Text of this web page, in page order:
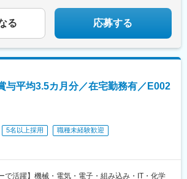
・阪急線)、今出川駅、五条駅(京都市営)、桜島駅、
大洲駅、福駅、芦原橋駅、桃山駅、野田阪神駅、
橋駅、淀屋橋駅、鶴崎駅、西小倉駅、二島駅、今
上鳥羽口駅、竹下駅、小森江駅、甘木駅(西鉄線)、
駅、江波駅、八本松駅、矢場町駅、大船駅、新羽
愛知県)、戸部駅、鶴見小野駅、三ツ沢下町駅、山
駅、上永谷駅、和田町駅、鶴ケ峰駅、戸塚駅、赤
笠寺駅、村井駅、茅野駅、本山駅(愛知県)、さが
(栃木県)、新前橋駅、群馬藤岡駅、本庄駅、垂井
防下郷駅、道ノ尾駅、大波止駅、喜々津駅、国母
賀屋駅、弥生が丘駅、宮崎駅、南鹿児島駅、さっ
一番町駅、千葉駅、虎ノ門駅、神奈川駅、市役所
る 応募する
与平均3.5カ月分／在宅勤務有／E002
5名以上採用
職種未経験歓迎
で活躍】機械・電気・電子・組み込み・IT・化学